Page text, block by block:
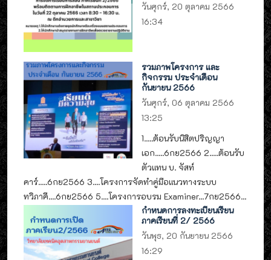
วันศุกร์, 20 ตุลาคม 2566
16:34
รวมภาพโครงการ และ
กิจกรรม ประจำเดือน
กันยายน 2566
วันศุกร์, 06 ตุลาคม 2566
13:25
1.....ต้อนรับนิสิตปริญญา
เอก.....6กย2566 2.....ต้อนรับ
ตัวแทน บ. จัสท์
คาร์.....6กย2566 3....โครงการจัดทำคู่มือแนวทางระบบ
ทวิภาคี....6กย2566 5....โครงการอบรม Examiner...7กย2566...
กำหนดการลงทะเบียนเรียน
ภาคเรียนที่ 2/ 2566
วันพุธ, 20 กันยายน 2566
16:29